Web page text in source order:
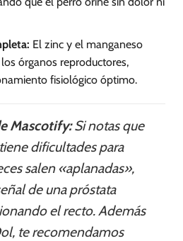
El zinc y el manganeso
órganos reproductores,
fisiológico óptimo.
Mascotify:Si notas que
dificultades para
salen «aplanadas»,
de una próstata
el recto. Además
te recomendamos